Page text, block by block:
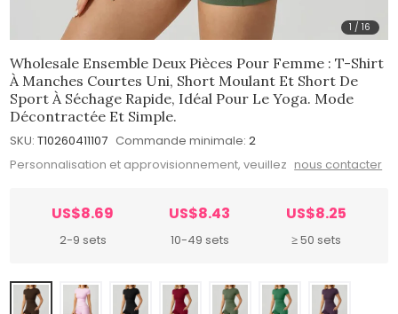
1 /16
Wholesale Ensemble Deux Pièces Pour Femme : T-Shirt
À Manches Courtes Uni, Short Moulant Et Short De
Sport À Séchage Rapide, Idéal Pour Le Yoga. Mode
Décontractée Et Simple.
SKU: T10260411107 Commande minimale: 2
Personnalisation et approvisionnement, veuillez nous contacter
US$8.69
2-9 sets
US$8.43
10-49 sets
US$8.25
≥ 50 sets